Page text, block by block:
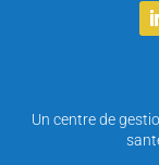
Un centre de